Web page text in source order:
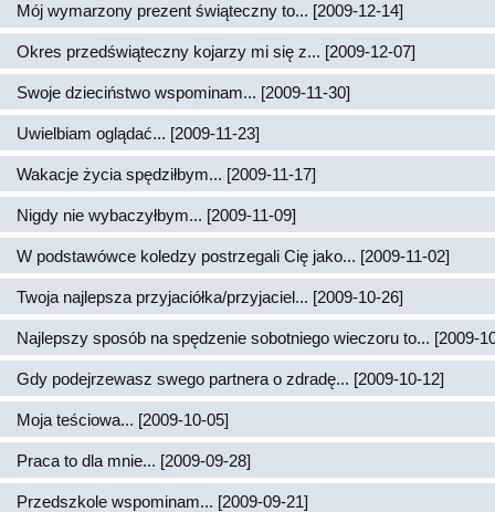
Mój wymarzony prezent świąteczny to... [2009-12-14]
Okres przedświąteczny kojarzy mi się z... [2009-12-07]
Swoje dzieciństwo wspominam... [2009-11-30]
Uwielbiam oglądać... [2009-11-23]
Wakacje życia spędziłbym... [2009-11-17]
Nigdy nie wybaczyłbym... [2009-11-09]
W podstawówce koledzy postrzegali Cię jako... [2009-11-02]
Twoja najlepsza przyjaciółka/przyjaciel... [2009-10-26]
Najlepszy sposób na spędzenie sobotniego wieczoru to... [2009-
Gdy podejrzewasz swego partnera o zdradę... [2009-10-12]
Moja teściowa... [2009-10-05]
Praca to dla mnie... [2009-09-28]
Przedszkole wspominam... [2009-09-21]